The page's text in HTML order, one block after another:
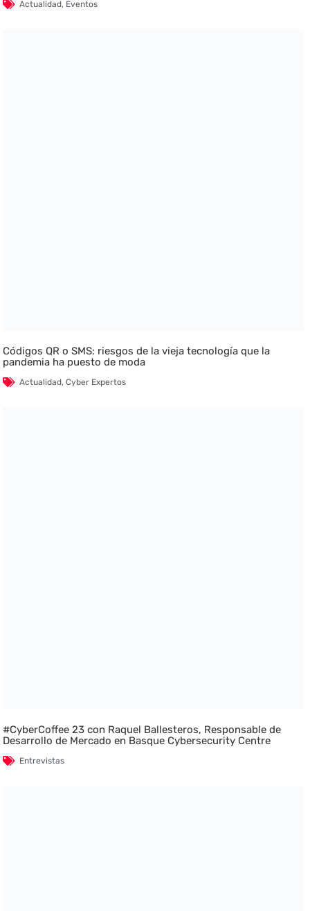
Actualidad, Eventos
Códigos QR o SMS: riesgos de la vieja tecnología que la
pandemia ha puesto de moda
Actualidad,Cyber Expertos
#CyberCoffee 23 con Raquel Ballesteros, Responsable de
Desarrollo de Mercado en Basque Cybersecurity Centre
Entrevistas